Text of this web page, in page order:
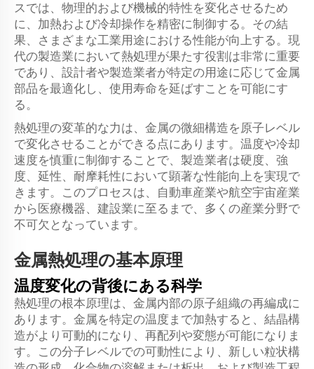
スでは、物理的および機械的特性を変化させるため
に、加熱および冷却操作を精密に制御する。その結
果、さまざまな工業用途における性能が向上する。現
代の製造業において熱処理が果たす役割は非常に重要
であり、設計者や製造業者が特定の用途に応じて金属
部品を最適化し、使用寿命を延ばすことを可能にす
る。
熱処理の変革的な力は、金属の微細構造を原子レベル
で変化させることができる点にあります。温度や冷却
速度を慎重に制御することで、製造業者は硬度、強
度、延性、耐摩耗性において顕著な性能向上を実現で
きます。このプロセスは、自動車産業や航空宇宙産業
から医療機器、建設業に至るまで、多くの産業分野で
不可欠となっています。
金属熱処理の基本原理
温度変化の背後にある科学
熱処理の根本原理は、金属内部の原子組織の再編成に
あります。金属を特定の温度まで加熱すると、結晶構
造がより可動的になり、再配列や変態が可能になりま
す。この分子レベルでの可動性により、新しい粒状構